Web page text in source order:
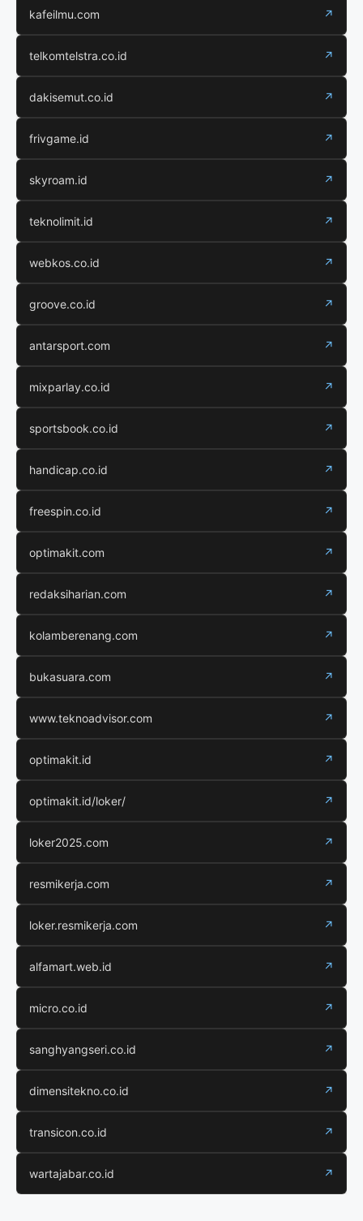
kafeilmu.com ↗
telkomtelstra.co.id ↗
dakisemut.co.id ↗
frivgame.id ↗
skyroam.id ↗
teknolimit.id ↗
webkos.co.id ↗
groove.co.id ↗
antarsport.com ↗
mixparlay.co.id ↗
sportsbook.co.id ↗
handicap.co.id ↗
freespin.co.id ↗
optimakit.com ↗
redaksiharian.com ↗
kolamberenang.com ↗
bukasuara.com ↗
www.teknoadvisor.com ↗
optimakit.id ↗
optimakit.id/loker/ ↗
loker2025.com ↗
resmikerja.com ↗
loker.resmikerja.com ↗
alfamart.web.id ↗
micro.co.id ↗
sanghyangseri.co.id ↗
dimensitekno.co.id ↗
transicon.co.id ↗
wartajabar.co.id ↗